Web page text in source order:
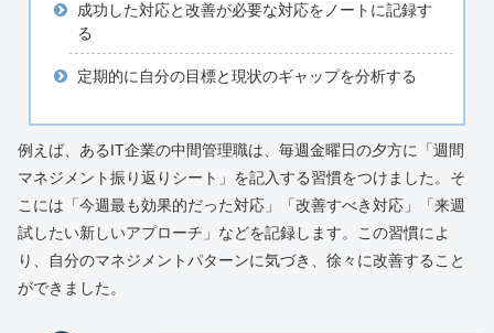
成功した対応と改善が必要な対応をノートに記録す
る
定期的に自分の目標と現状のギャップを分析する
例えば、あるIT企業の中間管理職は、毎週金曜日の夕方に「週間
マネジメント振り返りシート」を記入する習慣をつけました。そ
こには「今週最も効果的だった対応」「改善すべき対応」「来週
試したい新しいアプローチ」などを記録します。この習慣によ
り、自分のマネジメントパターンに気づき、徐々に改善すること
ができました。